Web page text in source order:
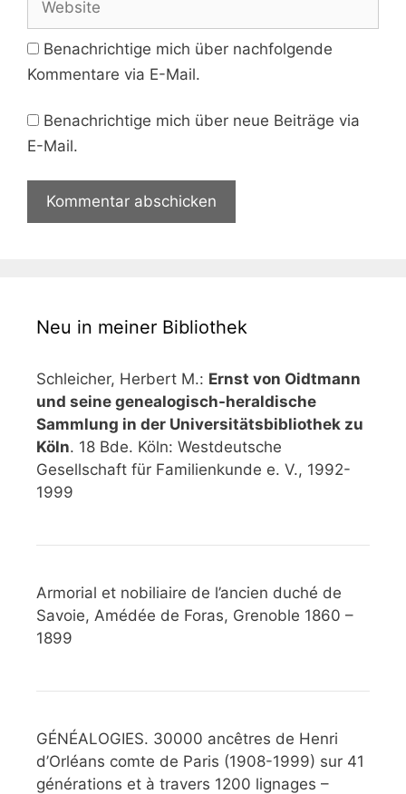
Benachrichtige mich über nachfolgende
Kommentare via E-Mail.
Benachrichtige mich über neue Beiträge via
E-Mail.
Neu in meiner Bibliothek
Schleicher, Herbert M.: Ernst von Oidtmann
und seine genealogisch-heraldische
Sammlung in der Universitätsbibliothek zu
Köln. 18 Bde. Köln: Westdeutsche
Gesellschaft für Familienkunde e. V., 1992-
1999
Armorial et nobiliaire de l’ancien duché de
Savoie, Amédée de Foras, Grenoble 1860 –
1899
GÉNÉALOGIES. 30000 ancêtres de Henri
d’Orléans comte de Paris (1908-1999) sur 41
générations et à travers 1200 lignages –